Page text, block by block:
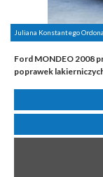
Juliana Konstantego
Ford MONDEO 2008
poprawek